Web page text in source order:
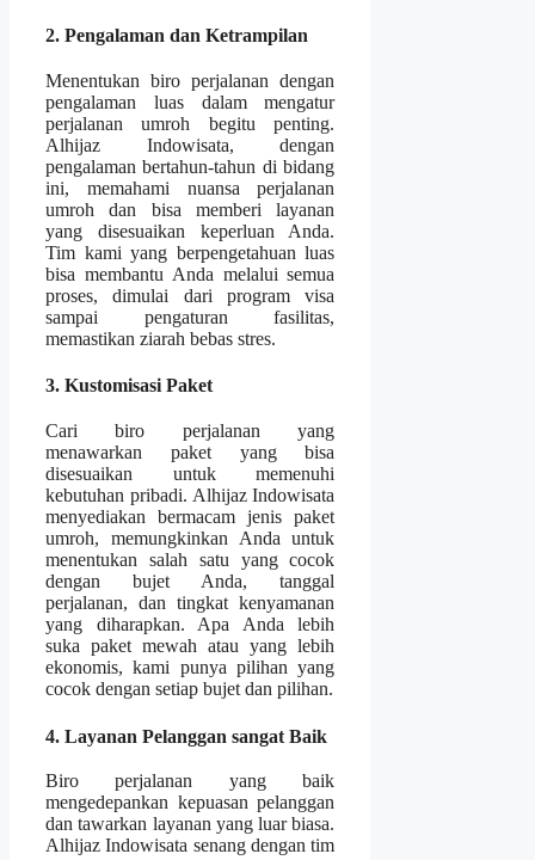
2. Pengalaman dan Ketrampilan
Menentukan biro perjalanan dengan
pengalaman luas dalam mengatur
perjalanan umroh begitu penting.
Alhijaz Indowisata, dengan
pengalaman bertahun-tahun di bidang
ini, memahami nuansa perjalanan
umroh dan bisa memberi layanan
yang disesuaikan keperluan Anda.
Tim kami yang berpengetahuan luas
bisa membantu Anda melalui semua
proses, dimulai dari program visa
sampai pengaturan fasilitas,
memastikan ziarah bebas stres.
3. Kustomisasi Paket
Cari biro perjalanan yang
menawarkan paket yang bisa
disesuaikan untuk memenuhi
kebutuhan pribadi. Alhijaz Indowisata
menyediakan bermacam jenis paket
umroh, memungkinkan Anda untuk
menentukan salah satu yang cocok
dengan bujet Anda, tanggal
perjalanan, dan tingkat kenyamanan
yang diharapkan. Apa Anda lebih
suka paket mewah atau yang lebih
ekonomis, kami punya pilihan yang
cocok dengan setiap bujet dan pilihan.
4. Layanan Pelanggan sangat Baik
Biro perjalanan yang baik
mengedepankan kepuasan pelanggan
dan tawarkan layanan yang luar biasa.
Alhijaz Indowisata senang dengan tim